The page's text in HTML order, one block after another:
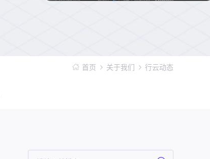
首页 关于我们 行云动态